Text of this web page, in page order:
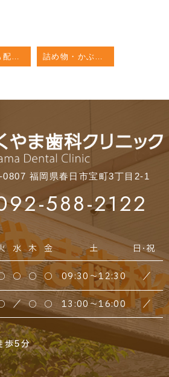
見た目にも配慮した詰め物・かぶせ物治療 詰め物・かぶせ物
0807 福岡県春日市宝町3丁目2-1
588-2122
水 木 金 土 日・祝
○ ○ ○ 09:30～12:30 ／
／ ○ ○ 13:00～16:00 ／
歩5分